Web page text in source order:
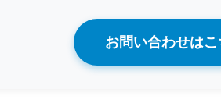
お問い合わせはこ